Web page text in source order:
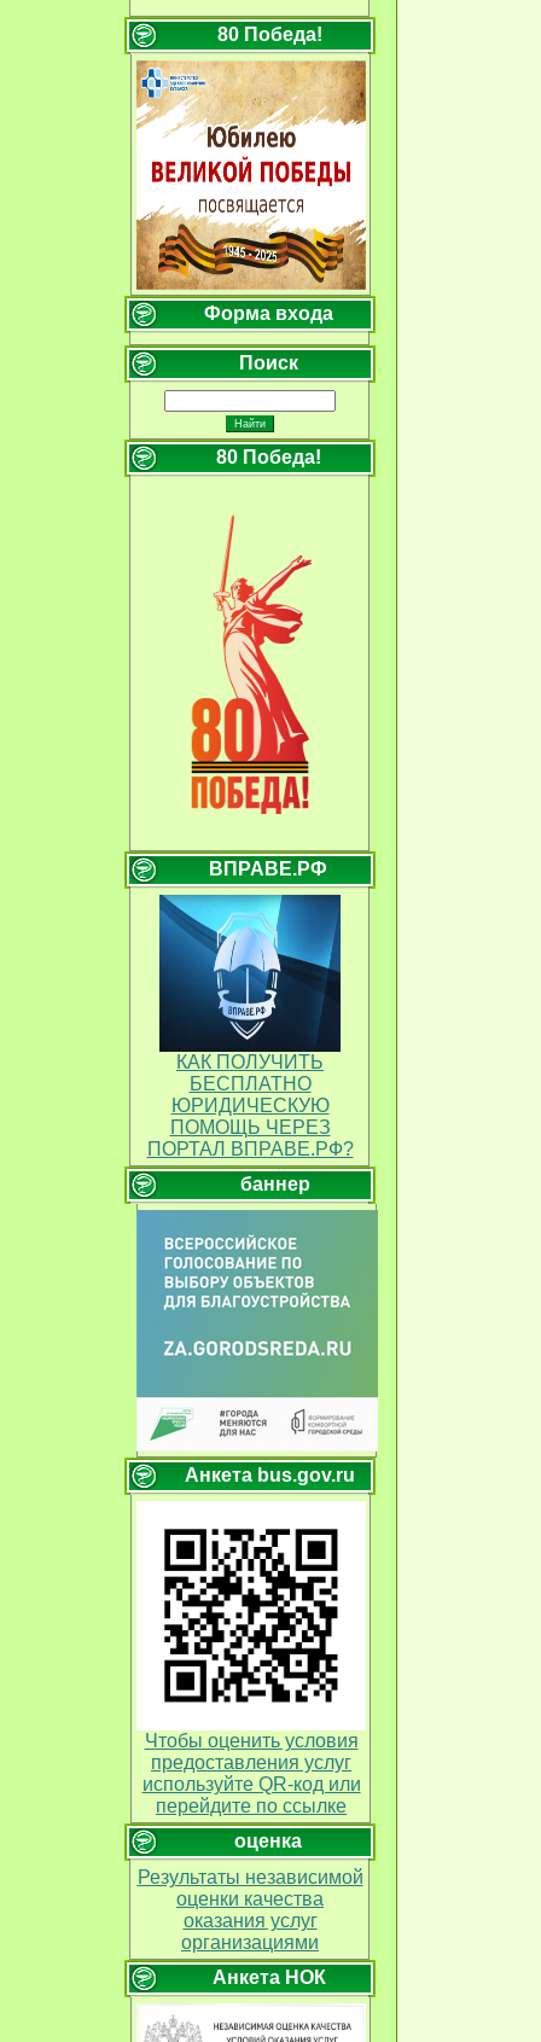
80 Победа!
Форма входа
Поиск
80 Победа!
ВПРАВЕ.РФ
КАК ПОЛУЧИТЬ
БЕСПЛАТНО
ЮРИДИЧЕСКУЮ
ПОМОЩЬ ЧЕРЕЗ
ПОРТАЛ ВПРАВЕ.РФ?
баннер
Анкета bus.gov.ru
Чтобы оценить условия
предоставления услуг
используйте QR-код или
перейдите по ссылке
оценка
Результаты независимой
оценки качества
оказания услуг
организациями
Анкета НОК